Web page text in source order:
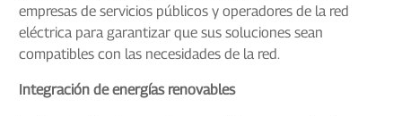
empresas de servicios públicos y operadores de la red
eléctrica para garantizar que sus soluciones sean
compatibles con las necesidades de la red.
Integración de energías renovables